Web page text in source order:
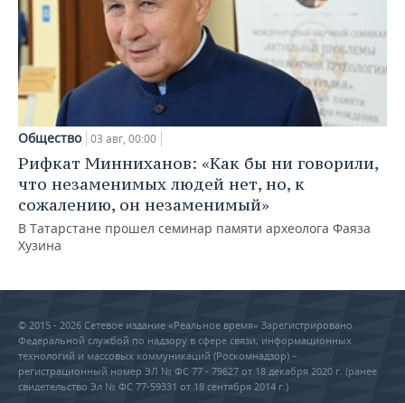
Общество 03 авг, 00:00
Рифкат Минниханов: «Как бы ни говорили,
что незаменимых людей нет, но, к
сожалению, он незаменимый»
В Татарстане прошел семинар памяти археолога Фаяза
Хузина
© 2015 - 2026 Сетевое издание «Реальное время» Зарегистрировано
Федеральной службой по надзору в сфере связи, информационных
технологий и массовых коммуникаций (Роскомнадзор) –
регистрационный номер ЭЛ № ФС 77 - 79627 от 18 декабря 2020 г. (ранее
свидетельство Эл № ФС 77-59331 от 18 сентября 2014 г.)